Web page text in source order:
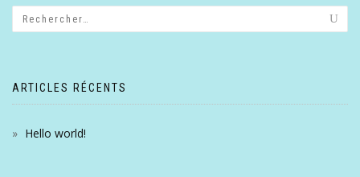
ARTICLES RÉCENTS
Hello world!